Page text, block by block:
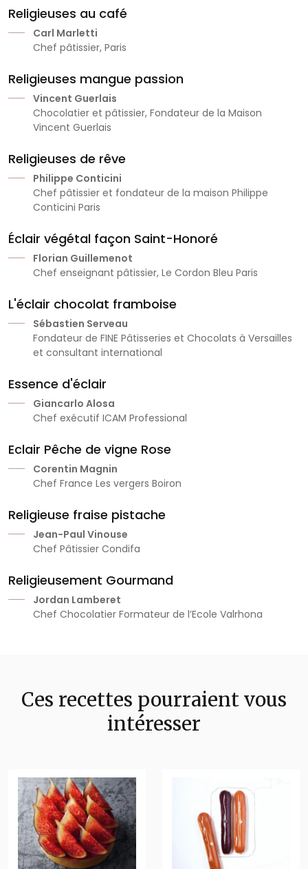
Religieuses au café
Carl Marletti
Chef pâtissier, Paris
Religieuses mangue passion
Vincent Guerlais
Chocolatier et pâtissier, Fondateur de la Maison
Vincent Guerlais
Religieuses de rêve
Philippe Conticini
Chef pâtissier et fondateur de la maison Philippe
Conticini Paris
Éclair végétal façon Saint-Honoré
Florian Guillemenot
Chef enseignant pâtissier, Le Cordon Bleu Paris
L'éclair chocolat framboise
Sébastien Serveau
Fondateur de FINE Pâtisseries et Chocolats à Versailles
et consultant international
Essence d'éclair
Giancarlo Alosa
Chef exécutif ICAM Professional
Eclair Pêche de vigne Rose
Corentin Magnin
Chef France Les vergers Boiron
Religieuse fraise pistache
Jean-Paul Vinouse
Chef Pâtissier Condifa
Religieusement Gourmand
Jordan Lamberet
Chef Chocolatier Formateur de l’Ecole Valrhona
Ces recettes pourraient vous
intéresser